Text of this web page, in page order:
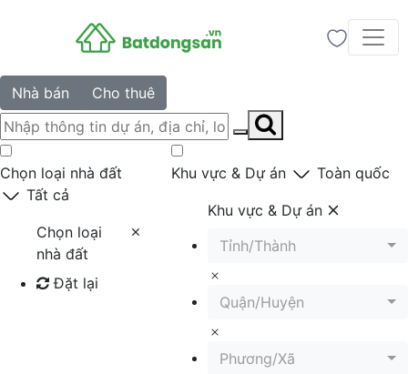
Nhà bán Cho thuê
Chọn loại nhà đất
Tất cả
Chọn loại
nhà đất
Đặt lại
Khu vực & Dự án Toàn quốc
Khu vực & Dự án
Tỉnh/Thành
Quận/Huyện
Phương/Xã